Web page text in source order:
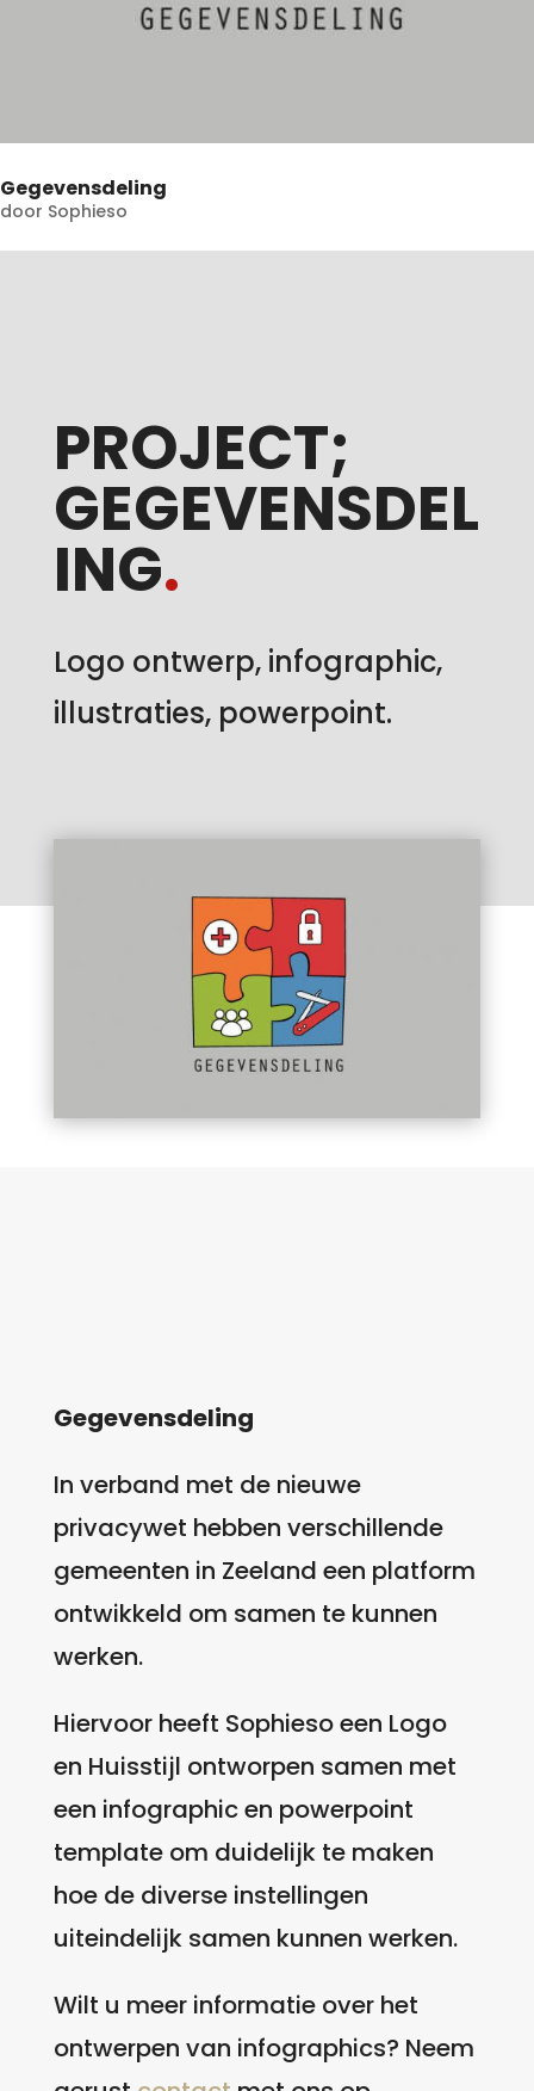
Gegevensdeling
door Sophieso
PROJECT;
GEGEVENSDEL
ING.
Logo ontwerp, infographic,
illustraties, powerpoint.
Gegevensdeling
In verband met de nieuwe
privacywet hebben verschillende
gemeenten in Zeeland een platform
ontwikkeld om samen te kunnen
werken.
Hiervoor heeft Sophieso een Logo
en Huisstijl ontworpen samen met
een infographic en powerpoint
template om duidelijk te maken
hoe de diverse instellingen
uiteindelijk samen kunnen werken.
Wilt u meer informatie over het
ontwerpen van infographics? Neem